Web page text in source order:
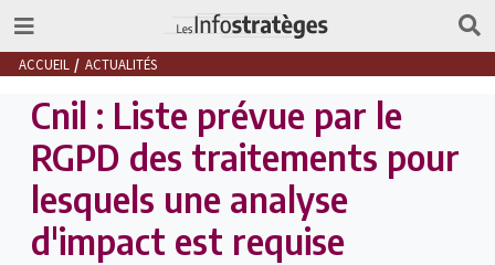
ACCUEIL ACTUALITÉS
Cnil : Liste prévue par le
RGPD des traitements pour
lesquels une analyse
d'impact est requise